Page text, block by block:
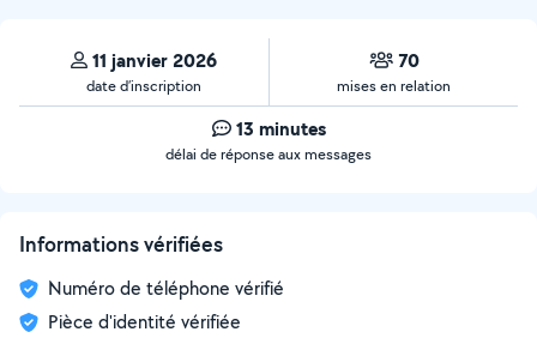
11 janvier 2026
date d’inscription
70
mises en relation
13 minutes
délai de réponse aux messages
Informations vérifiées
Numéro de téléphone vérifié
Pièce d'identité vérifiée